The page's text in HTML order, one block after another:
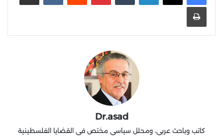
Dr.asad
كاتب وباحث عربي، ومحلل سياسي مختص في القضايا الفلسطينية